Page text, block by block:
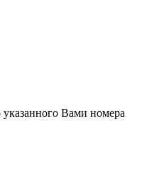
Вами номера